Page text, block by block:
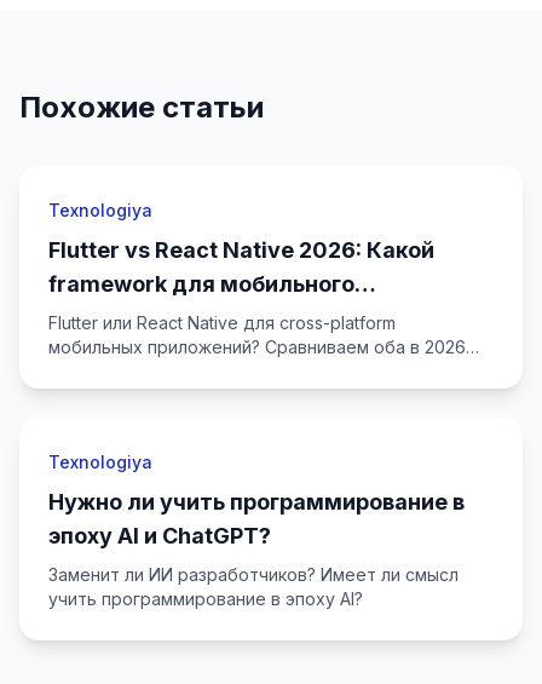
Похожие статьи
Texnologiya
Flutter vs React Native 2026: Какой
framework для мобильного
приложения?
Flutter или React Native для cross-platform
мобильных приложений? Сравниваем оба в 2026
Texnologiya
Нужно ли учить программирование в
эпоху AI и ChatGPT?
Заменит ли ИИ разработчиков? Имеет ли смысл
учить программирование в эпоху AI?